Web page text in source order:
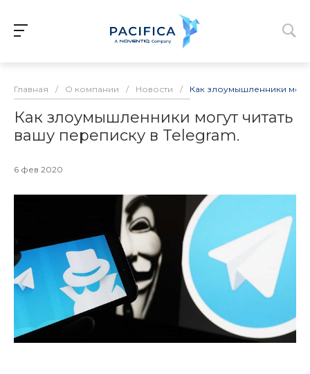
Главная / О компании / Новости / Как злоумышленники
Как злоумышленники могут читать
вашу переписку в Telegram.
6 фев 2020